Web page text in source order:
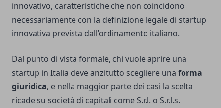
innovativo, caratteristiche che non coincidono
necessariamente con la definizione legale di startup
innovativa prevista dall’ordinamento italiano.
Dal punto di vista formale, chi vuole aprire una
startup in Italia deve anzitutto scegliere una forma
giuridica, e nella maggior parte dei casi la scelta
ricade su società di capitali come S.r.l. o S.r.l.s.